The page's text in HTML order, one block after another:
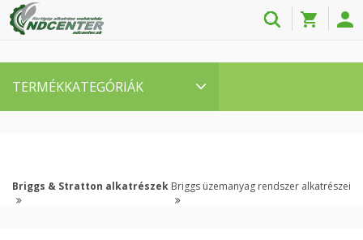
TERMÉKKATEGÓRIÁK
Briggs & Stratton alkatrészek Briggs üzemanyag rendszer alkatrészei